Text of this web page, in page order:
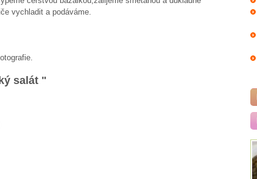
vychladit a podáváme.
salát "